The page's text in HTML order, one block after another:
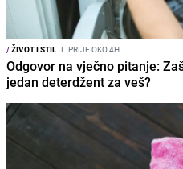
/ŽIVOT I STIL I PRIJE OKO 4H
Odgovor na vječno pitanje:
jedan deterdžent za veš?